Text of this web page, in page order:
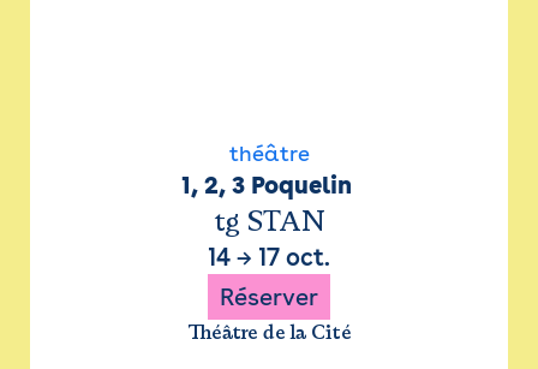
théâtre
1, 2, 3 Poquelin
tg STAN
14 → 17 oct.
Réserver
Théâtre de la Cité